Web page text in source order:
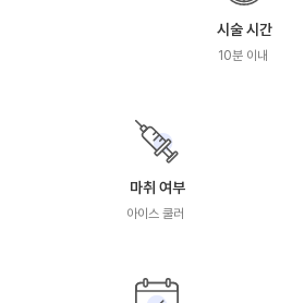
시술 시간
10분 이내
마취 여부
아이스 쿨러